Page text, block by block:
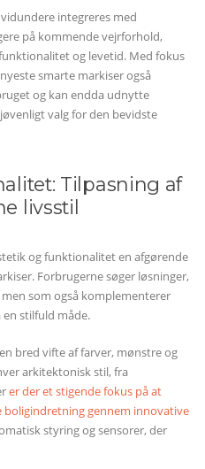
integreres med
på kommende vejrforhold,
og levetid. Med fokus
smarte markiser også
og kan endda udnytte
valg for den bevidste
Tilpasning af
livsstil
og funktionalitet en afgørende
Forbrugerne søger løsninger,
som også komplementerer
stilfuld måde.
bred vifte af farver, mønstre og
arkitektonisk stil, fra
er der et stigende fokus på at
boligindretning gennem innovative
styring og sensorer, der